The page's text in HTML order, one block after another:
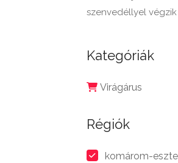
szenvedéllyel
Kategóriák
Virágárus
Régiók
komárom-